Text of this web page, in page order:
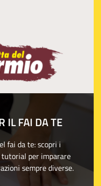
IL FAI DA TE
fai da te: scopri i
per imparare
sempre diverse.